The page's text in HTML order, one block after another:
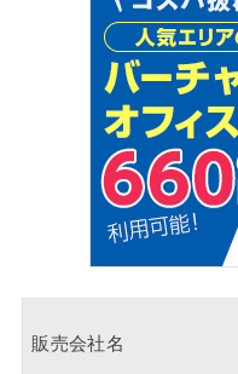
販売会社名